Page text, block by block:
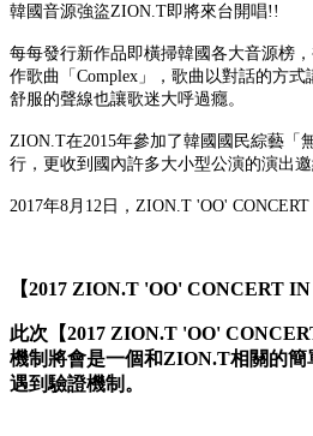
韓國音源強盜ZION.T即將來台開唱!!
每每發行新作品即橫掃韓國各大音源榜
作歌曲「Complex」，歌曲以對話的方
舒服的聲線也讓歌迷大呼過癮。
ZION.T在2015年參加了韓國國民綜藝「
行，更收到國內許多大小型公演的演出
2017年8月12日，ZION.T 'OO'
【2017 ZION.T 'OO' CONCERT
此次【2017 ZION.T 'OO'
機制將會是一個和ZION.T相關的
遇到驗證機制。